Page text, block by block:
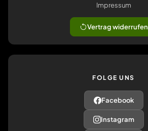
Impressum
Vertrag widerrufen
FOLGE UNS
Facebook
Instagram